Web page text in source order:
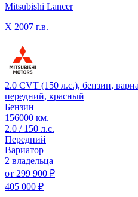
Mitsubishi Lancer
X 2007 г.в.
2.0 CVT (150 л.с.), бензин,
передний, красный
Бензин
156000 км.
2.0 / 150 л.с.
Передний
Вариатор
2 владельца
от 299 900 ₽
405 000 ₽